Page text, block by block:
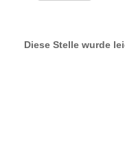
Diese Stelle wurde